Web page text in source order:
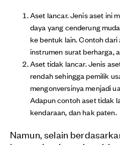
Aset lancar. Jenis aset ini
daya yang cenderung
ke bentuk lain. Contoh
instrumen surat berharga,
Aset tidak lancar. Jenis
rendah sehingga pemilik
mengonversinya menjadi
Adapun contoh aset tidak
kendaraan, dan hak paten.
Namun, selain